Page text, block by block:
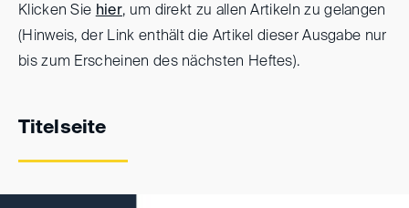
Klicken Sie hier, um direkt zu allen Artikeln zu gelangen
(Hinweis, der Link enthält die Artikel dieser Ausgabe nur
bis zum Erscheinen des nächsten Heftes).
Titelseite